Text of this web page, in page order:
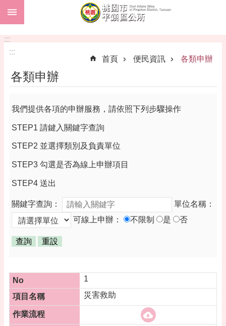
跳到主要內容區塊
進
階
本
介
息
告
便
訊
機
關
通
:::
:::
首頁
便民資訊 各類申辦
各類申辦
我們提供各項的申辦服務，請依照下列步驟操作
STEP1 請鍵入關鍵字查詢
STEP2 並選擇類別及負責單位
STEP3 勾選是否為線上申辦項目
STEP4 送出
關鍵字查詢：
單位名稱：
可線上申辦：
不限制 是 否
1
災害救助